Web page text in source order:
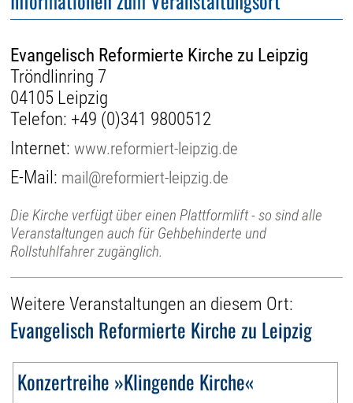
Evangelisch Reformierte Kirche zu Leipzig
Tröndlinring 7
04105 Leipzig
Telefon: +49 (0)341 9800512
Internet:www.reformiert-leipzig.de
E-Mail: mail@reformiert-leipzig.de
Die Kirche verfügt über einen Plattformlift - so sind alle
Veranstaltungen auch für Gehbehinderte und
Rollstuhlfahrer zugänglich.
Weitere Veranstaltungen an diesem Ort:
Evangelisch Reformierte Kirche zu Leipzig
Konzertreihe »Klingende Kirche«